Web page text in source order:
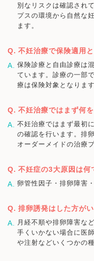
別なリスクは確認され
プスの環境から自然な
ます。
不妊治療で保険適用
保険診療と自由診療は
ています。診療の一部
療は保険対象となります
不妊治療ではまず何
不妊治療ではまず最初
の確認を行います。排
オーダーメイドの治療
不妊症の3大原因は何
卵管性因子・排卵障害
排卵誘発はした方が
月経不順や排卵障害な
手くいかない場合に医
や注射などいくつかの